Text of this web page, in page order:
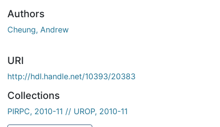
Authors
Cheung, Andrew
URI
http://hdl.handle.net/10393/20383
Collections
PIRPC, 2010-11 // UROP, 2010-11